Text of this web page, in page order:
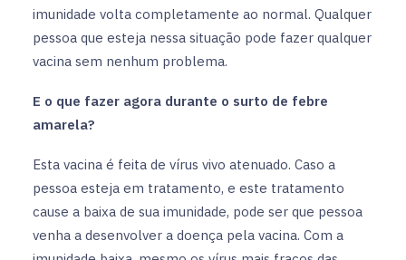
imunidade volta completamente ao normal. Qualquer
pessoa que esteja nessa situação pode fazer qualquer
vacina sem nenhum problema.
E o que fazer agora durante o surto de febre
amarela?
Esta vacina é feita de vírus vivo atenuado. Caso a
pessoa esteja em tratamento, e este tratamento
cause a baixa de sua imunidade, pode ser que pessoa
venha a desenvolver a doença pela vacina. Com a